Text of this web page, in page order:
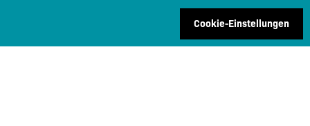
Cookie-Einstellungen